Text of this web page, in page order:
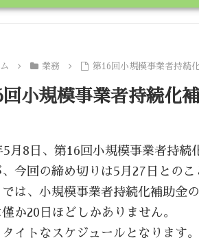
業務 第16回小規模事業者持続
小規模事業者持続化
5月8日、第16回小規模事業者持続
今回の締め切りは5月27日とのこ
では、小規模事業者持続化補助金
か20日ほどしかありません。
イトなスケジュールとなります。